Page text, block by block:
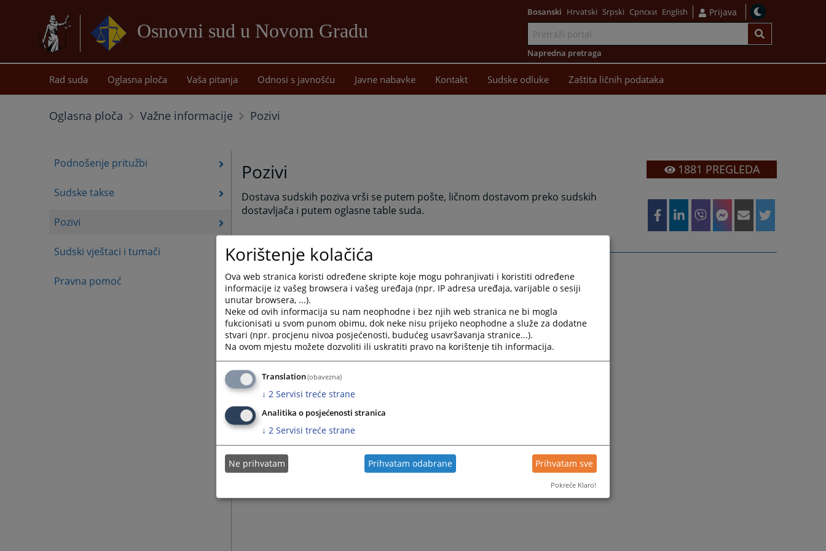
Osnovni sud u Novom Gradu
sadržaj
Bosanski Hrvatski Srpski Српски English Prijava
Napredna pretraga
Rad suda Oglasna ploča Vaša pitanja Odnosi s javnošću Javne nabavke Kontakt Sudske odluke Zaštita ličnih podataka
Oglasna ploča Važne informacije Pozivi
Podnošenje pritužbi
Sudske takse
Pozivi
Sudski vještaci i tumači
Pravna pomoć
Pozivi
Dostava sudskih poziva vrši se putem pošte, ličnom dostavom preko sudskih
dostavljača i putem oglasne table suda.
1881 PREGLEDA
Korištenje kolačića
Ova web stranica koristi određene skripte koje mogu pohranjivati i koristiti određene
informacije iz vašeg browsera i vašeg uređaja (npr. IP adresa uređaja, varijable o sesiji
unutar browsera, ...).
Neke od ovih informacija su nam neophodne i bez njih web stranica ne bi mogla
fukcionisati u svom punom obimu, dok neke nisu prijeko neophodne a služe za dodatne
stvari (npr. procjenu nivoa posjećenosti, budućeg usavršavanja stranice...).
Na ovom mjestu možete dozvoliti ili uskratiti pravo na korištenje tih informacija.
Translation(obavezna)
↓ 2 Servisi treće strane
Analitika o posjećenosti stranica
↓ 2 Servisi treće strane
Ne prihvatam Prihvatam odabrane Prihvatam sve
Pokreće Klaro!